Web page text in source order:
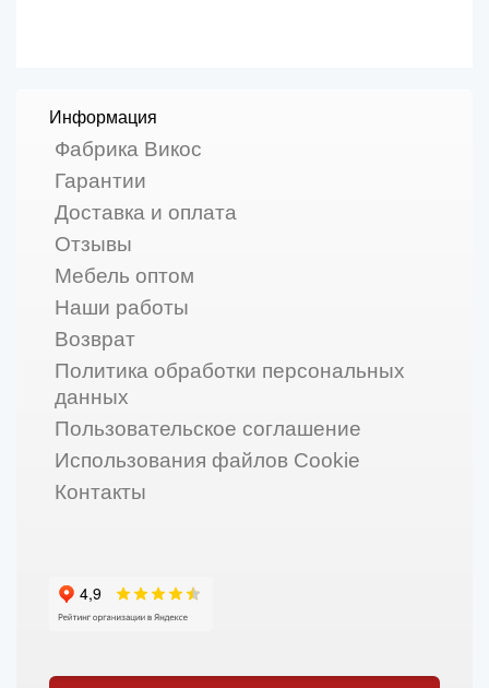
Информация
Фабрика Викос
Гарантии
Доставка и оплата
Отзывы
Мебель оптом
Наши работы
Возврат
Политика обработки персональных
данных
Пользовательское соглашение
Использования файлов Cookie
Контакты